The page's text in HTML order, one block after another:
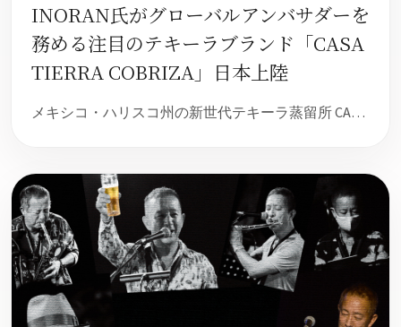
INORAN氏がグローバルアンバサダーを
務める注目のテキーラブランド「CASA
TIERRA COBRIZA」日本上陸
メキシコ・ハリスコ州の新世代テキーラ蒸留所 CA…